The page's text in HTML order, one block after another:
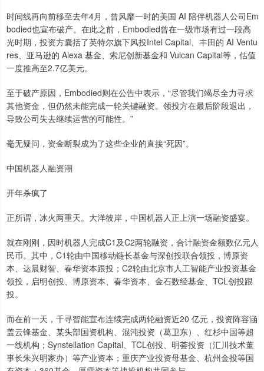
时间线再向前移至去年4月，曾风靡一时的美国 AI 陪伴机器人公司Em
bodied也宣布破产。在此之前，Embodied曾在一级市场有过一段高
光时期，投资方囊括了英特尔旗下风投Intel Capital、丰田的 AI Ventu
res、亚马逊的 Alexa 基金、索尼创新基金和 Vulcan Capital等，估值
一度推高至2.7亿美元。
至于破产原因，Embodied则在公告中表示，“尽管我们竭尽全力寻求
其他资金，但仍然未能完成一轮关键融资。领投方在最后阶段退出，
导致公司失去继续运营的可能性。”
毫无疑问，资金断裂成为了这些企业的直接“死因”。
中国机器人融资潮
开年杀疯了
正所谓，冰火两重天。大洋彼岸，中国机器人正上演一场融资盛宴。
就在刚刚，因时机器人完成C1及C2两轮融资，合计融资金额数亿元人
民币。其中，C1轮由中国移动链长基金与深创投联合领投，博原资
本、达晨财智、春华资本跟投；C2轮由北京市人工智能产业投资基金
领投，启明创投、博原资本、春华资本、金石数经基金、TCL创投跟
投。
而在前一天，千寻智能宣布连续完成两轮融资近20 亿元，投资阵容涵
盖云锋基金、某头部国资机构、混沌投资（葛卫东）、红杉中国等超
一线机构；Synstellation Capital、TCL创投、明荟投资（汇川技术董
事长朱兴明家办）等产业资本；重庆产业投资母基金、杭州金投等国